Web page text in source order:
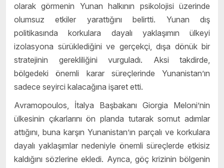
olarak görmenin Yunan halkının psikolojisi üzerinde
olumsuz etkiler yarattığını belirtti. Yunan dış
politikasında korkulara dayalı yaklaşımın ülkeyi
izolasyona sürüklediğini ve gerçekçi, dışa dönük bir
stratejinin gerekliliğini vurguladı. Aksi takdirde,
bölgedeki önemli karar süreçlerinde Yunanistan’ın
sadece seyirci kalacağına işaret etti.
Avramopoulos, İtalya Başbakanı Giorgia Meloni’nin
ülkesinin çıkarlarını ön planda tutarak somut adımlar
attığını, buna karşın Yunanistan’ın parçalı ve korkulara
dayalı yaklaşımlar nedeniyle önemli süreçlerde etkisiz
kaldığını sözlerine ekledi. Ayrıca, göç krizinin bölgenin